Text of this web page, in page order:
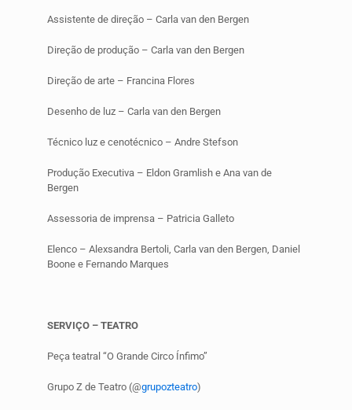
Assistente de direção – Carla van den Bergen
Direção de produção – Carla van den Bergen
Direção de arte – Francina Flores
Desenho de luz – Carla van den Bergen
Técnico luz e cenotécnico – Andre Stefson
Produção Executiva – Eldon Gramlish e Ana van de
Bergen
Assessoria de imprensa – Patricia Galleto
Elenco – Alexsandra Bertoli, Carla van den Bergen, Daniel
Boone e Fernando Marques
SERVIÇO – TEATRO
Peça teatral “O Grande Circo Ínfimo”
Grupo Z de Teatro (@grupozteatro)